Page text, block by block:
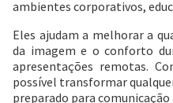
ambientes corporativos,
Eles ajudam a melhorar a
da imagem e o conforto
apresentações remotas.
possível transformar
preparado para comunicação